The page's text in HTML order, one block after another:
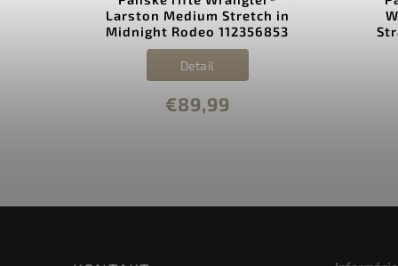
Larston Medium Stretch in
Midnight Rodeo 112356853
€89,99
Detail